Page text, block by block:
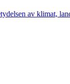
av klimat,